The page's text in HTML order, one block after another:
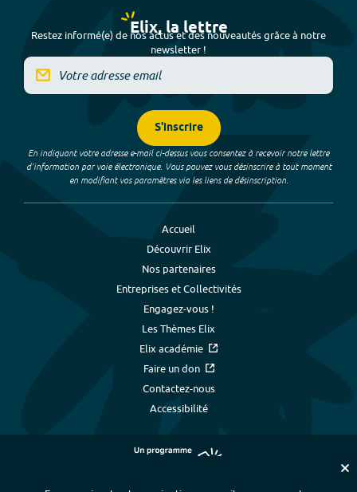
Elix, la lettre
Restez informé(e) de nos actus et des nouveautés grâce à notre
newsletter !
S'inscrire
En indiquant votre adresse e-mail ci-dessus vous consentez à recevoir notre lettre
d’information par voie électronique. Vous pouvez vous désinscrire à tout moment
en modifiant vos paramètres via les liens de désinscription.
Accueil
Découvrir Elix
Nos partenaires
Entreprises et Collectivités
Engagez-vous !
Les Thèmes Elix
Elix académie
Faire un don
Contactez-nous
Accessibilité